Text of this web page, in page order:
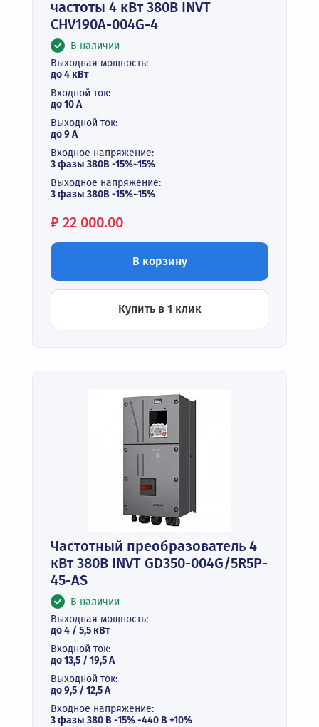
частоты 4 кВт 380В INVT
CHV190A-004G-4
В наличии
Выходная мощность:
до 4 кВт
Входной ток:
до 10 А
Выходной ток:
до 9 А
Входное напряжение:
3 фазы 380В -15%~15%
Выходное напряжение:
3 фазы 380В -15%~15%
Цена:
₽ 22 000.00
В корзину
Купить в 1 клик
Частотный преобразователь 4
кВт 380В INVT GD350-004G/5R5P-
45-AS
В наличии
Выходная мощность:
до 4 / 5,5 кВт
Входной ток:
до 13,5 / 19,5 А
Выходной ток:
до 9,5 / 12,5 A
Входное напряжение:
3 фазы 380 В -15% -440 В +10%